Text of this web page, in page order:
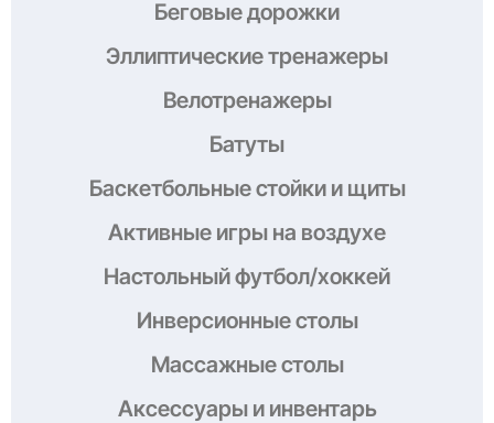
Беговые дорожки
Эллиптические тренажеры
Велотренажеры
Батуты
Баскетбольные стойки и щиты
Активные игры на воздухе
Настольный футбол/хоккей
Инверсионные столы
Массажные столы
Аксессуары и инвентарь